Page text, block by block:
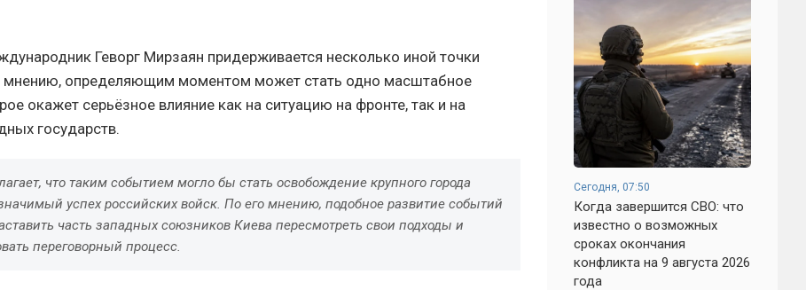
Геворг Мирзаян придерживается несколько иной точки
мнению, определяющим моментом может стать одно масштабное
окажет серьёзное влияние как на ситуацию на фронте, так и на
государств.
что таким событием могло бы стать освобождение крупного города
успех российских войск. По его мнению, подобное развитие событий
часть западных союзников Киева пересмотреть свои подходы и
переговорный процесс.
Сегодня, 07:50
Когда завершится СВО: что
известно о возможных
сроках окончания
конфликта на 9 августа 2026
года